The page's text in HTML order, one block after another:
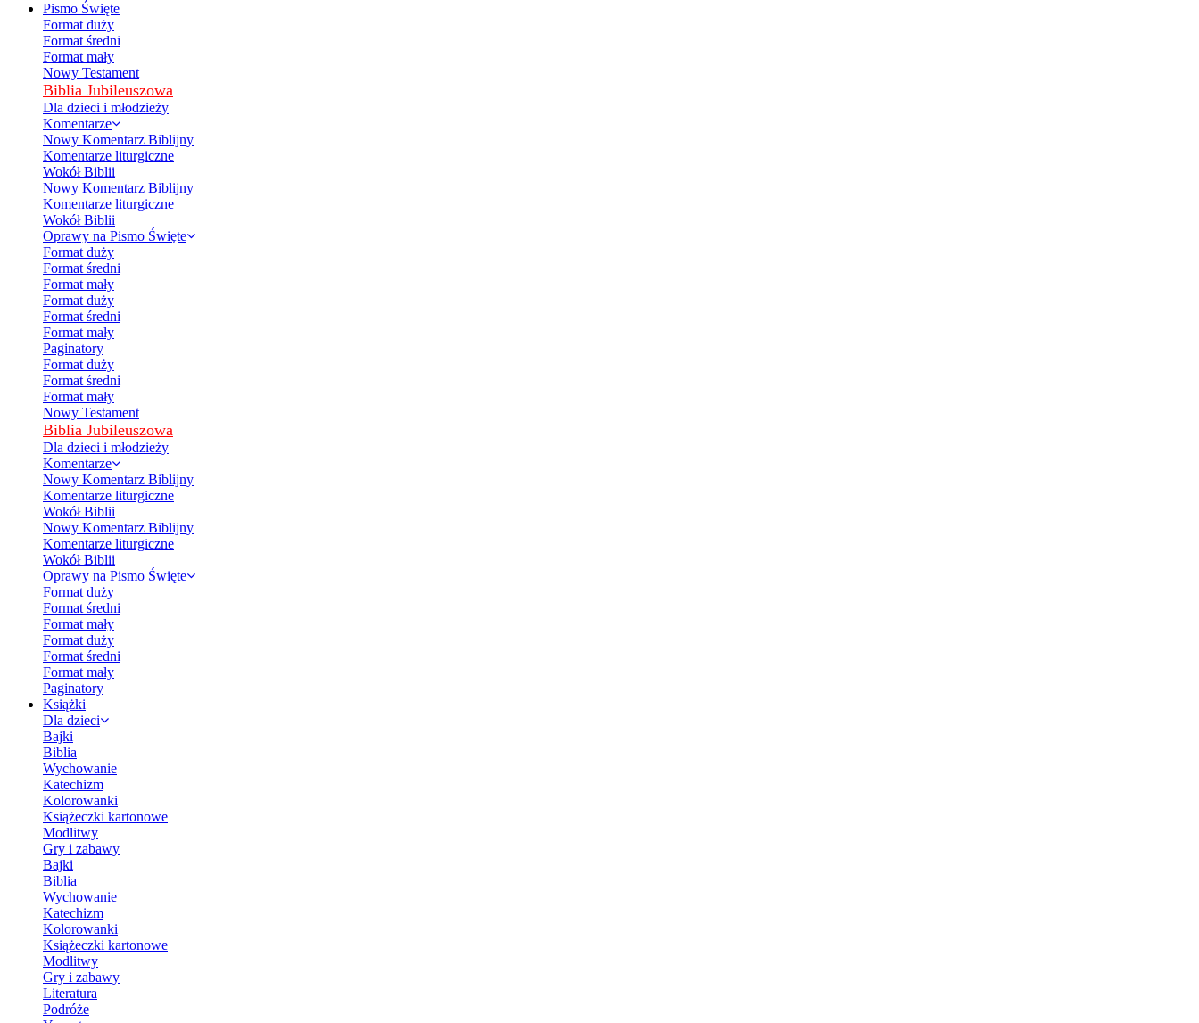
Pismo Święte
Format duży
Format średni
Format mały
Nowy Testament
Biblia Jubileuszowa
Dla dzieci i młodzieży
Komentarze
Nowy Komentarz Biblijny
Komentarze liturgiczne
Wokół Biblii
Nowy Komentarz Biblijny
Komentarze liturgiczne
Wokół Biblii
Oprawy na Pismo Święte
Format duży
Format średni
Format mały
Format duży
Format średni
Format mały
Paginatory
Format duży
Format średni
Format mały
Nowy Testament
Biblia Jubileuszowa
Dla dzieci i młodzieży
Komentarze
Nowy Komentarz Biblijny
Komentarze liturgiczne
Wokół Biblii
Nowy Komentarz Biblijny
Komentarze liturgiczne
Wokół Biblii
Oprawy na Pismo Święte
Format duży
Format średni
Format mały
Format duży
Format średni
Format mały
Paginatory
Książki
Dla dzieci
Bajki
Biblia
Wychowanie
Katechizm
Kolorowanki
Książeczki kartonowe
Modlitwy
Gry i zabawy
Bajki
Biblia
Wychowanie
Katechizm
Kolorowanki
Książeczki kartonowe
Modlitwy
Gry i zabawy
Literatura
Podróże